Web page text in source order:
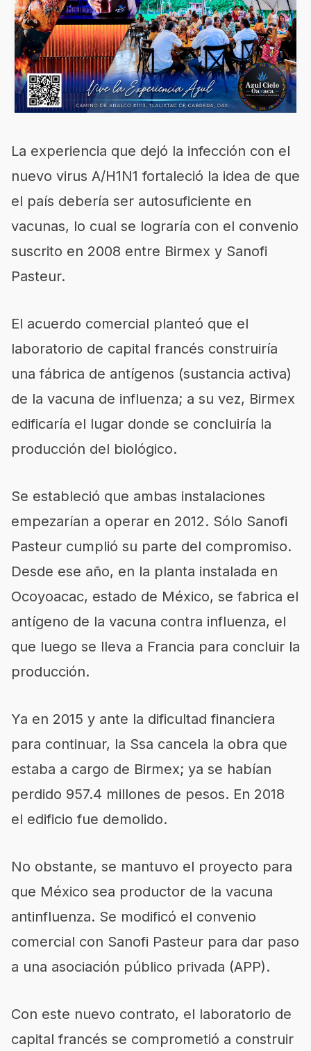
La experiencia que dejó la infección con el
nuevo virus A/H1N1 fortaleció la idea de que
el país debería ser autosuficiente en
vacunas, lo cual se lograría con el convenio
suscrito en 2008 entre Birmex y Sanofi
Pasteur.
El acuerdo comercial planteó que el
laboratorio de capital francés construiría
una fábrica de antígenos (sustancia activa)
de la vacuna de influenza; a su vez, Birmex
edificaría el lugar donde se concluiría la
producción del biológico.
Se estableció que ambas instalaciones
empezarían a operar en 2012. Sólo Sanofi
Pasteur cumplió su parte del compromiso.
Desde ese año, en la planta instalada en
Ocoyoacac, estado de México, se fabrica el
antígeno de la vacuna contra influenza, el
que luego se lleva a Francia para concluir la
producción.
Ya en 2015 y ante la dificultad financiera
para continuar, la Ssa cancela la obra que
estaba a cargo de Birmex; ya se habían
perdido 957.4 millones de pesos. En 2018
el edificio fue demolido.
No obstante, se mantuvo el proyecto para
que México sea productor de la vacuna
antinfluenza. Se modificó el convenio
comercial con Sanofi Pasteur para dar paso
a una asociación público privada (APP).
Con este nuevo contrato, el laboratorio de
capital francés se comprometió a construir